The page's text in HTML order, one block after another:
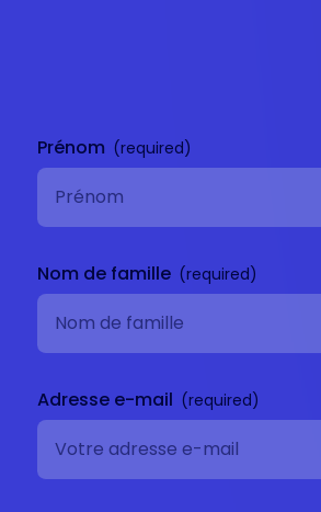
Prénom
Nom de famille
Adresse e-mail